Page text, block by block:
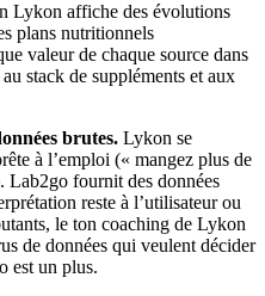
Lykon affiche des évolutions
plans nutritionnels
valeur de chaque source dans
stack de suppléments et aux
brutes. Lykon se
à l’emploi (« mangez plus de
Lab2go fournit des données
reste à l’utilisateur ou
le ton coaching de Lykon
de données qui veulent décider
est un plus.